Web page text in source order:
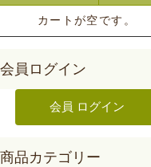
カートが空です。